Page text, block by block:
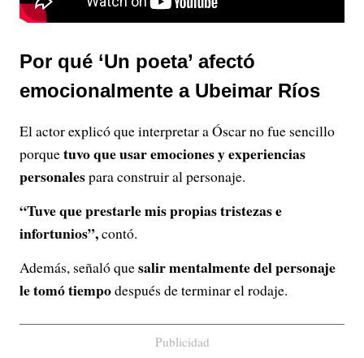
Por qué ‘Un poeta’ afectó
emocionalmente a Ubeimar Ríos
El actor explicó que interpretar a Óscar no fue sencillo
porquetuvo que usar emociones y experiencias
personalespara construir al personaje.
“Tuve que prestarle mis propias tristezas e
infortunios”,contó.
Además, señaló quesalir mentalmente del personaje
le tomó tiempodespués de terminar el rodaje.
Publicidad